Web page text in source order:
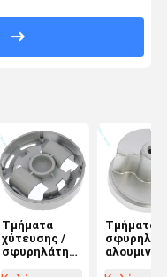
Τμήματα
χύτευσης /
σφυρηλάτησης
Τμήματα